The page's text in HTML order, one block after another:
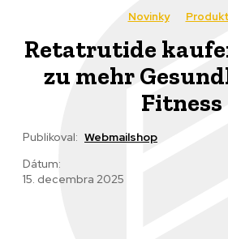
Novinky
Retatrutide
zu mehr
Fitness
Publikoval: Webmailshop
Dátum:
15. decembra 2025